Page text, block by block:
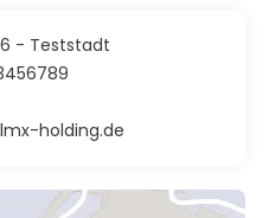
- Teststadt
holding.de